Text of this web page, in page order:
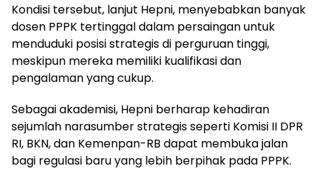
Kondisi tersebut, lanjut Hepni, menyebabkan banyak
dosen PPPK tertinggal dalam persaingan untuk
menduduki posisi strategis di perguruan tinggi,
meskipun mereka memiliki kualifikasi dan
pengalaman yang cukup.
Sebagai akademisi, Hepni berharap kehadiran
sejumlah narasumber strategis seperti Komisi II DPR
RI, BKN, dan Kemenpan-RB dapat membuka jalan
bagi regulasi baru yang lebih berpihak pada PPPK.